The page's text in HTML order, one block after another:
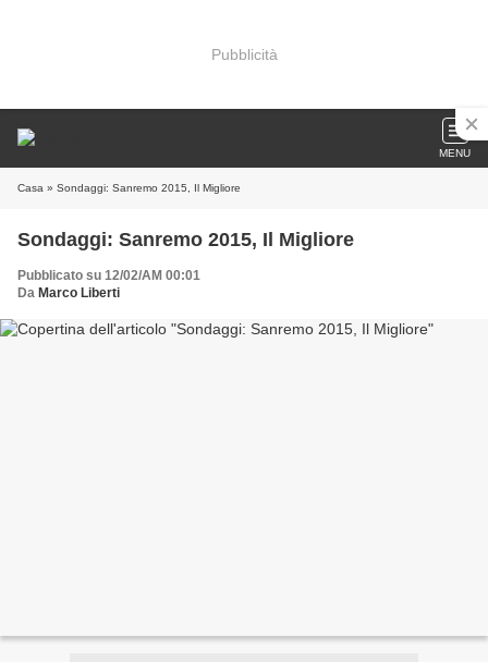
Pubblicità
MENU
Casa » Sondaggi: Sanremo 2015, Il Migliore
Sondaggi: Sanremo 2015, Il Migliore
Pubblicato su 12/02/AM 00:01
Da Marco Liberti